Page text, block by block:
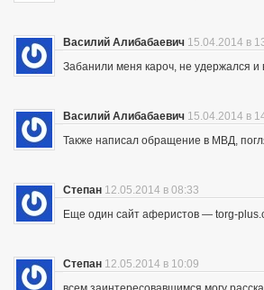
Василий Алибабаевич 15.04.2014 в
Забанили меня кароч, не удержался и
Василий Алибабаевич 15.04.2014 в
Также написал обращение в МВД,
Степан 12.05.2014 в 08:33
Еще один сайт аферистов — torg-
Степан 12.05.2014 в 10:09